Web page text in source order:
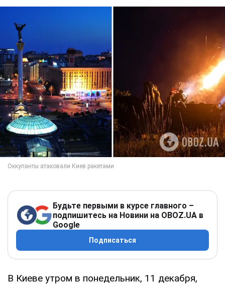
Будьте первыми в курсе главного –
подпишитесь на Новини на OBOZ.UA в
Google
Подписаться
В Киеве утром в понедельник, 11 декабря,